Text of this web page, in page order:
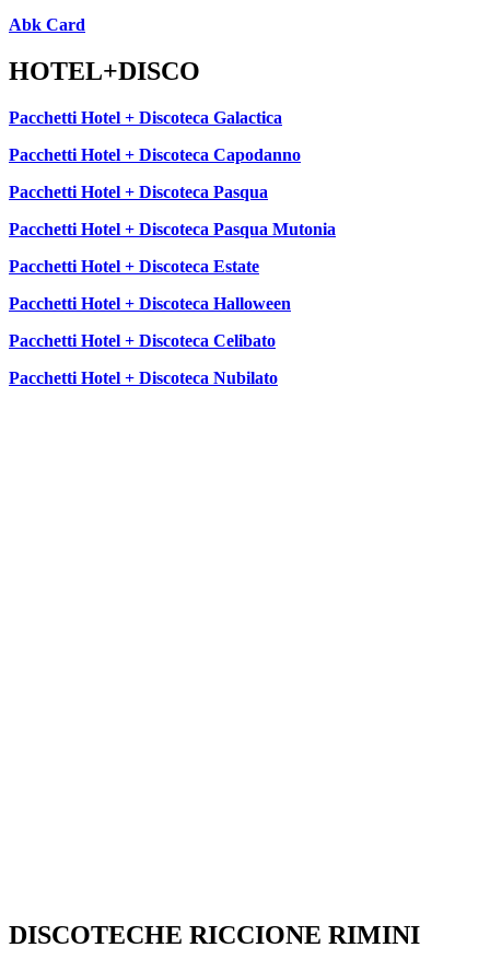
Abk Card
HOTEL+DISCO
Pacchetti Hotel + Discoteca Galactica
Pacchetti Hotel + Discoteca Capodanno
Pacchetti Hotel + Discoteca Pasqua
Pacchetti Hotel + Discoteca Pasqua Mutonia
Pacchetti Hotel + Discoteca Estate
Pacchetti Hotel + Discoteca Halloween
Pacchetti Hotel + Discoteca Celibato
Pacchetti Hotel + Discoteca Nubilato
DISCOTECHE RICCIONE RIMINI